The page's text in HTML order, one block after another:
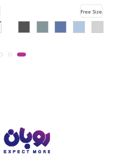
Free Size